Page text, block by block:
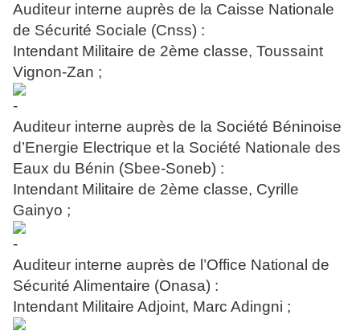
Auditeur interne auprès de la Caisse Nationale
de Sécurité Sociale (Cnss) :
Intendant Militaire de 2ème classe, Toussaint
Vignon-Zan ;
Auditeur interne auprès de la Société Béninoise
d’Energie Electrique et la Société Nationale des
Eaux du Bénin (Sbee-Soneb) :
Intendant Militaire de 2ème classe, Cyrille
Gainyo ;
Auditeur interne auprès de l’Office National de
Sécurité Alimentaire (Onasa) :
Intendant Militaire Adjoint, Marc Adingni ;